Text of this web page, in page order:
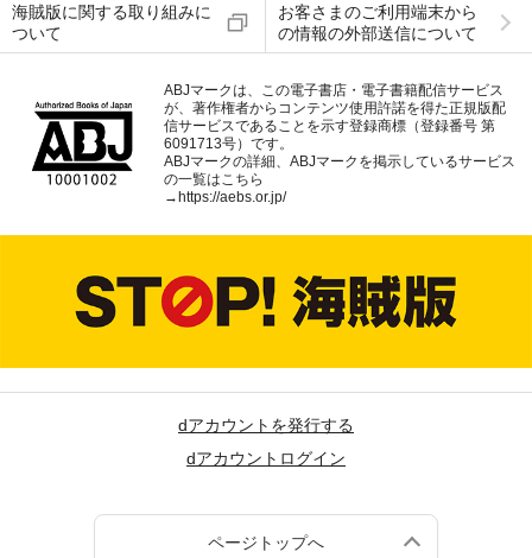
海賊版に関する取り組みに
ついて
お客さまのご利用端末から
の情報の外部送信について
ABJマークは、この電子書店・電子書籍配信サービス
が、著作権者からコンテンツ使用許諾を得た正規版配
信サービスであることを示す登録商標（登録番号 第
6091713号）です。
ABJマークの詳細、ABJマークを掲示しているサービス
の一覧はこちら
→https://aebs.or.jp/
dアカウントを発行する
dアカウントログイン
ページトップへ